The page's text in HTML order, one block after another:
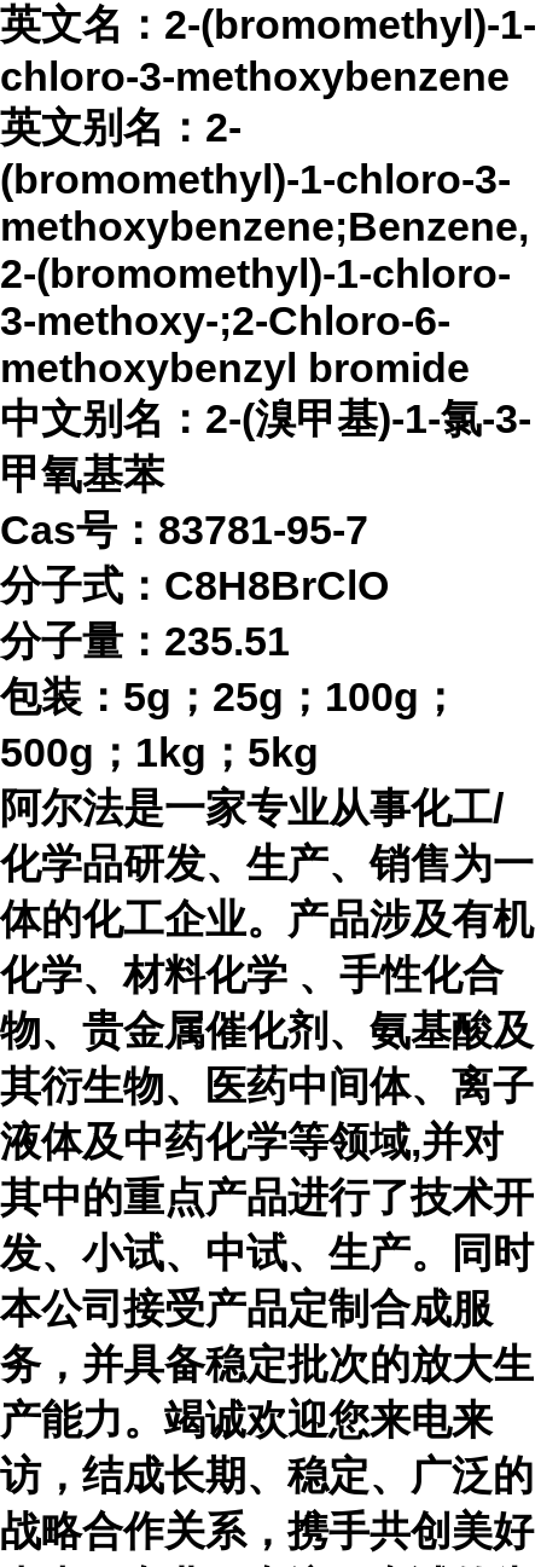
英文名： 2-(bromomethyl)-1-
chloro-3-methoxybenzene
英文别名： 2-
(bromomethyl)-1-chloro-3-
methoxybenzene;Benzene,
2-(bromomethyl)-1-chloro-
3-methoxy-;2-Chloro-6-
methoxybenzyl bromide
中文别名： 2-(溴甲基)-1-氯-3-
甲氧基苯
Cas号：83781-95-7
分子式： C8H8BrClO
分子量： 235.51
包装： 5g；25g；100g；
500g；1kg；5kg
阿尔法是一家专业从事化工/
化学品研发、生产、销售为一
体的化工企业。产品涉及有机
化学、材料化学 、手性化合
物、贵金属催化剂、氨基酸及
其衍生物、医药中间体、离子
液体及中药化学等领域,并对
其中的重点产品进行了技术开
发、小试、中试、生产。同时
本公司接受产品定制合成服
务，并具备稳定批次的放大生
产能力。竭诚欢迎您来电来
访，结成长期、稳定、广泛的
战略合作关系，携手共创美好